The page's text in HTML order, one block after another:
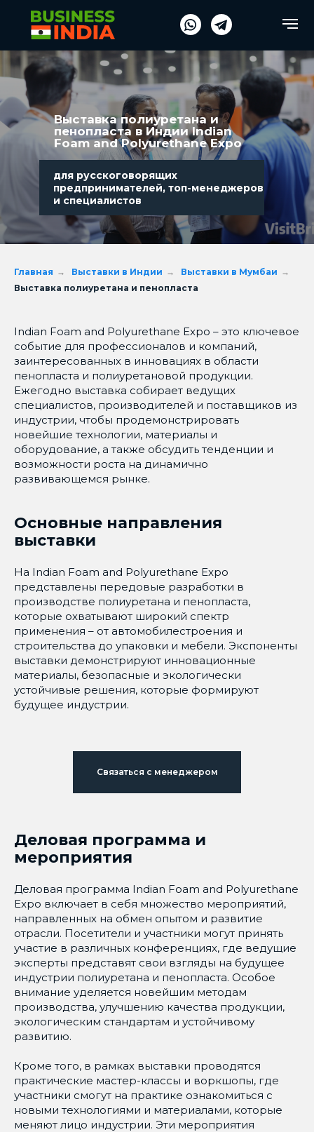
Выставкаполиуретана и
пенопласта в Индии Indian
Foam and Polyurethane Expo
для русскоговорящих
предпринимателей, топ-менеджеров
и специалистов
Главная → Выставки в Индии → Выставки в Мумбаи →
Выставка полиуретана и пенопласта
Indian Foam and Polyurethane Expo – это ключевое
событие для профессионалов и компаний,
заинтересованных в инновациях в области
пенопласта и полиуретановой продукции.
Ежегодно выставка собирает ведущих
специалистов, производителей и поставщиков из
индустрии, чтобы продемонстрировать
новейшие технологии, материалы и
оборудование, а также обсудить тенденции и
возможности роста на динамично
развивающемся рынке.
Основные направления
выставки
На Indian Foam and Polyurethane Expo
представлены передовые разработки в
производстве полиуретана и пенопласта,
которые охватывают широкий спектр
применения – от автомобилестроения и
строительства до упаковки и мебели. Экспоненты
выставки демонстрируют инновационные
материалы, безопасные и экологически
устойчивые решения, которые формируют
будущее индустрии.
Связаться с менеджером
Деловая программа и
мероприятия
Деловая программа Indian Foam and Polyurethane
Expo включает в себя множество мероприятий,
направленных на обмен опытом и развитие
отрасли. Посетители и участники могут принять
участие в различных конференциях, где ведущие
эксперты представят свои взгляды на будущее
индустрии полиуретана и пенопласта. Особое
внимание уделяется новейшим методам
производства, улучшению качества продукции,
экологическим стандартам и устойчивому
развитию.
Кроме того, в рамках выставки проводятся
практические мастер-классы и воркшопы, где
участники смогут на практике ознакомиться с
новыми технологиями и материалами, которые
меняют лицо индустрии. Эти мероприятия